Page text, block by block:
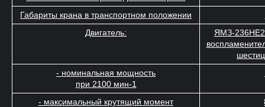
Габариты крана в транспортном положении
Двигатель:
ЯМЗ-236НЕ2
- номинальная мощность
при 2100 мин-1
- максимальный крутящий момент